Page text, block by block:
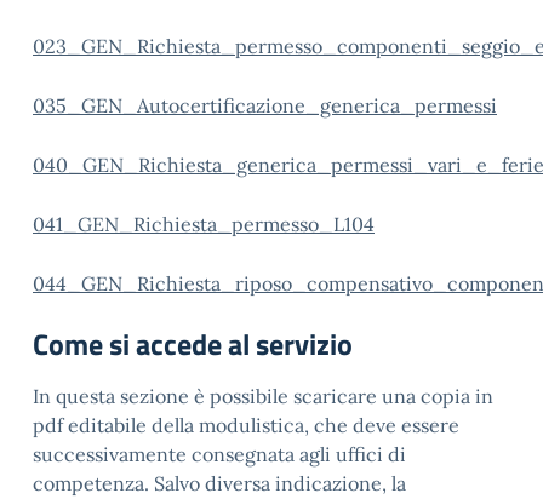
035_GEN_Autocertificazione_generica_permessi
040_GEN_Richiesta_generica_permessi_vari_e_ferie
041_GEN_Richiesta_permesso_L104
Come si accede al servizio
In questa sezione è possibile scaricare una copia in
pdf editabile della modulistica, che deve essere
successivamente consegnata agli uffici di
competenza. Salvo diversa indicazione, la